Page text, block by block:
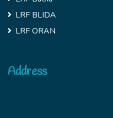
LRF BLIDA
LRF ORAN
Address